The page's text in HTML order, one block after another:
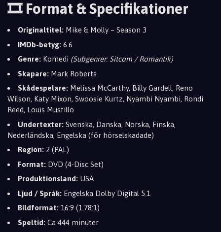
🎞️ Format & Specifikationer
Originaltitel: Mike & Molly – Season 3
IMDb-betyg: 6.6
Genre: Komedi (Subgenrer: Sitcom / Romantik)
Skapare: Mark Roberts
Skådespelare: Melissa McCarthy, Billy Gardell, Reno
Wilson, Katy Mixon, Swoosie Kurtz, Nyambi Nyambi, Rondi
Reed, Louis Mustillo
Undertexter: Svenska, Danska, Norska, Finska,
Nederländska, Engelska (för hörselskadade)
Region: 2 (PAL)
Format: DVD (4-Disc Set)
Produktionsland: USA
Ljud / Språk: Engelska Dolby Digital 5.1
Bildformat: 16:9 (1.78:1)
Speltid: Ca 444 minuter